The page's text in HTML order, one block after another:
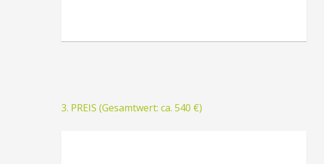
3. PREIS (Gesamtwert: ca. 540 €)